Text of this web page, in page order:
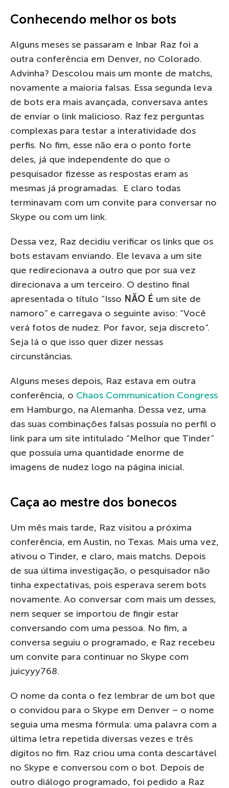
Conhecendo melhor os bots
Alguns meses se passaram e Inbar Raz foi a
outra conferência em Denver, no Colorado.
Advinha? Descolou mais um monte de matchs,
novamente a maioria falsas. Essa segunda leva
de bots era mais avançada, conversava antes
de enviar o link malicioso. Raz fez perguntas
complexas para testar a interatividade dos
perfis. No fim, esse não era o ponto forte
deles, já que independente do que o
pesquisador fizesse as respostas eram as
mesmas já programadas. E claro todas
terminavam com um convite para conversar no
Skype ou com um link.
Dessa vez, Raz decidiu verificar os links que os
bots estavam enviando. Ele levava a um site
que redirecionava a outro que por sua vez
direcionava a um terceiro. O destino final
apresentada o título “Isso NÃO É um site de
namoro” e carregava o seguinte aviso: “Você
verá fotos de nudez. Por favor, seja discreto”.
Seja lá o que isso quer dizer nessas
circunstâncias.
Alguns meses depois, Raz estava em outra
conferência, o Chaos Communication Congress
em Hamburgo, na Alemanha. Dessa vez, uma
das suas combinações falsas possuía no perfil o
link para um site intitulado “Melhor que Tinder”
que possuía uma quantidade enorme de
imagens de nudez logo na página inicial.
Caça ao mestre dos bonecos
Um mês mais tarde, Raz visitou a próxima
conferência, em Austin, no Texas. Mais uma vez,
ativou o Tinder, e claro, mais matchs. Depois
de sua última investigação, o pesquisador não
tinha expectativas, pois esperava serem bots
novamente. Ao conversar com mais um desses,
nem sequer se importou de fingir estar
conversando com uma pessoa. No fim, a
conversa seguiu o programado, e Raz recebeu
um convite para continuar no Skype com
juicyyy768.
O nome da conta o fez lembrar de um bot que
o convidou para o Skype em Denver – o nome
seguia uma mesma fórmula: uma palavra com a
última letra repetida diversas vezes e três
dígitos no fim. Raz criou uma conta descartável
no Skype e conversou com o bot. Depois de
outro diálogo programado, foi pedido a Raz